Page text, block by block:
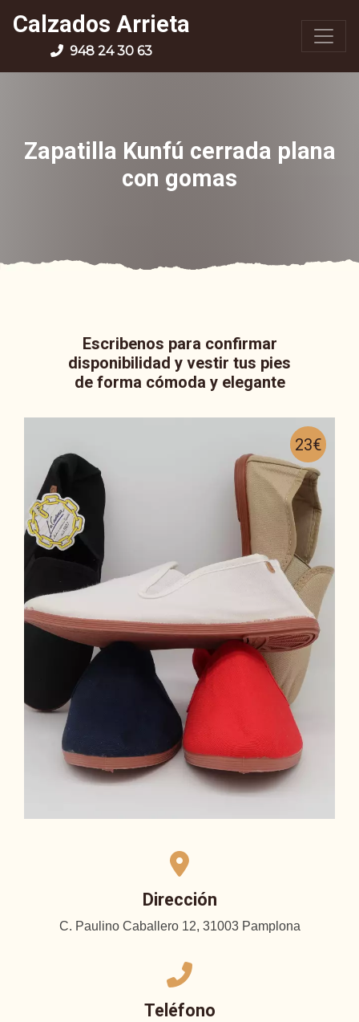
Calzados Arrieta
948 24 30 63
Zapatilla Kunfú cerrada plana
con gomas
Escribenos para confirmar
disponibilidad y vestir tus pies
de forma cómoda y elegante
23€
Dirección
C. Paulino Caballero 12, 31003 Pamplona
Teléfono